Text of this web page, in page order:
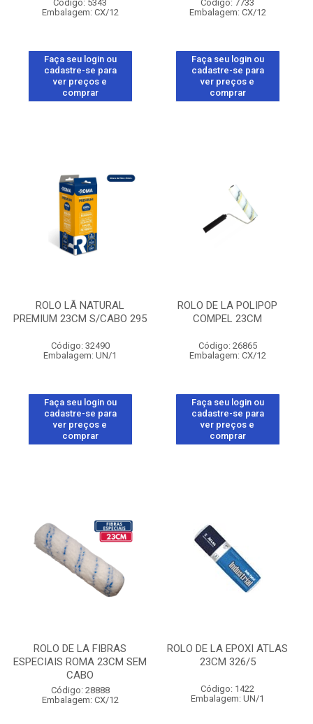
Código: 5343
Embalagem: CX/12
Faça seu login ou
cadastre-se para
ver preços e
comprar
Código: 7733
Embalagem: CX/12
Faça seu login ou
cadastre-se para
ver preços e
comprar
ROLO LÃ NATURAL
PREMIUM 23CM S/CABO 295
Código: 32490
Embalagem: UN/1
Faça seu login ou
cadastre-se para
ver preços e
comprar
ROLO DE LA POLIPOP
COMPEL 23CM
Código: 26865
Embalagem: CX/12
Faça seu login ou
cadastre-se para
ver preços e
comprar
ROLO DE LA FIBRAS
ESPECIAIS ROMA 23CM SEM
CABO
Código: 28888
Embalagem: CX/12
ROLO DE LA EPOXI ATLAS
23CM 326/5
Código: 1422
Embalagem: UN/1